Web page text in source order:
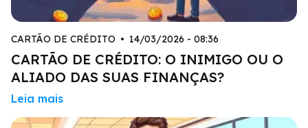
CARTÃO DE CRÉDITO • 14/03/2026 - 08:36
CARTÃO DE CRÉDITO: O INIMIGO OU O
ALIADO DAS SUAS FINANÇAS?
Leia mais